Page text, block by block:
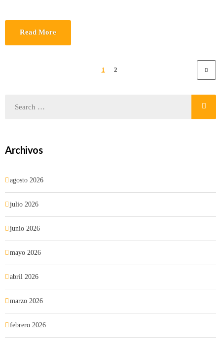
Read More
1 2
Archivos
agosto 2026
julio 2026
junio 2026
mayo 2026
abril 2026
marzo 2026
febrero 2026